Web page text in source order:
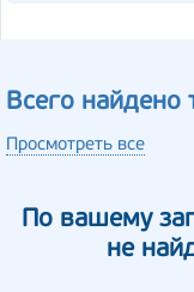
Всего найдено
Просмотреть все
По вашему
не